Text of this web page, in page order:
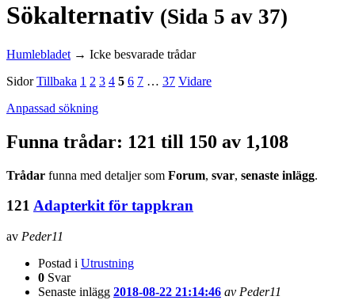
Sökalternativ (Sida 5 av 37)
Humlebladet → Icke besvarade trådar
Sidor Tillbaka 1 2 3 4 5 6 7 … 37 Vidare
Anpassad sökning
Funna trådar: 121 till 150 av 1,108
Trådar funna med detaljer som Forum, svar, senaste inlägg.
121 Adapterkit för tappkran
av Peder11
Postad i Utrustning
0 Svar
Senaste inlägg 2018-08-22 21:14:46 av Peder11